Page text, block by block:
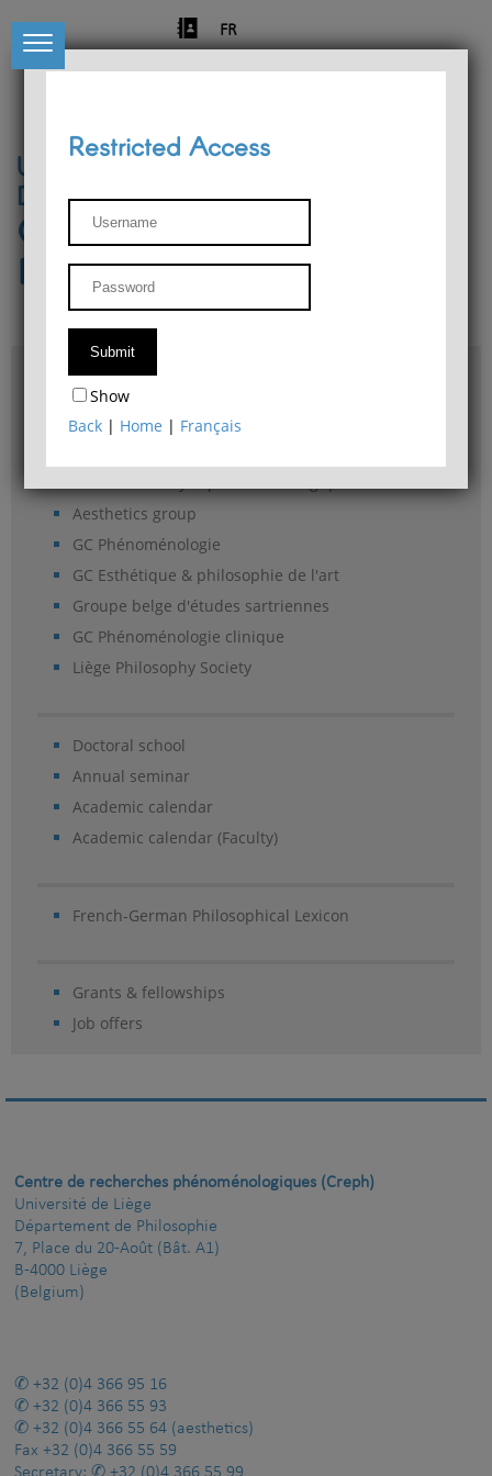
FR
University of Liège
Départment of Philosophy
Center for Phenomenological
Research
Access & maps
Philosophy Department Library
Aesthetics group
GC Phénoménologie
GC Esthétique & philosophie de l'art
Groupe belge d'études sartriennes
GC Phénoménologie clinique
Liège Philosophy Society
Doctoral school
Annual seminar
Academic calendar
Academic calendar (Faculty)
French-German Philosophical Lexicon
Grants & fellowships
Job offers
Restricted Access
Show
Back | Home | Français
Centre de recherches phénoménologiques (Creph)
Université de Liège
Département de Philosophie
7, Place du 20-Août (Bât. A1)
B-4000 Liège
(Belgium)
+32 (0)4 366 95 16
+32 (0)4 366 55 93
+32 (0)4 366 55 64 (aesthetics)
Fax +32 (0)4 366 55 59